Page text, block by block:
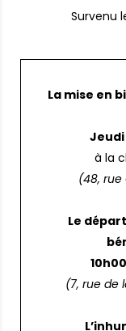
Survenu
La mise en
Jeudi
à la
(48, rue
Le
(7, rue de